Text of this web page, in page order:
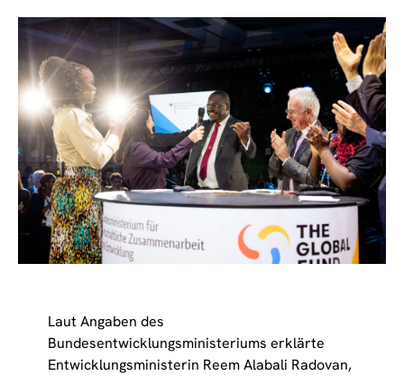
Laut Angaben des
Bundesentwicklungsministeriums erklärte
Entwicklungsministerin Reem Alabali Radovan,